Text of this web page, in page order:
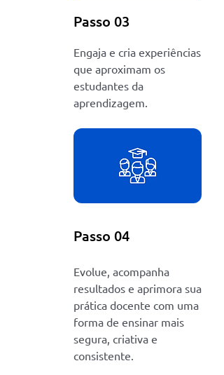
Passo 03
Engaja e cria experiências
que aproximam os
estudantes da
aprendizagem.
Passo 04
Evolue, acompanha
resultados e aprimora sua
prática docente com uma
forma de ensinar mais
segura, criativa e
consistente.